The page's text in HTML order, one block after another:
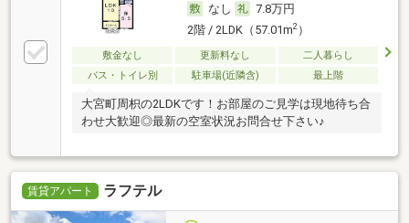
なし
7.8万円
2階 / 2LDK（57.01m2）
敷金なし 更新料なし
二人暮らし
バス・トイレ別
駐車場(近隣含) 最上階
大宮町周枳の2LDKです！お部屋のご見学は現地待ち合
わせ大歓迎◎最新の空室状況お問合せ下さい♪
賃貸アパート ラフテル